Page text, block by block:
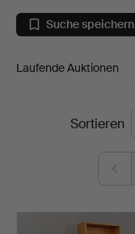
Regale
bei
Auktioner
Suche speichern
Laufende Auktionen
EndpreiseSortieren